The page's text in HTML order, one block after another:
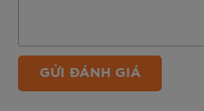
GỬI ĐÁNH GIÁ